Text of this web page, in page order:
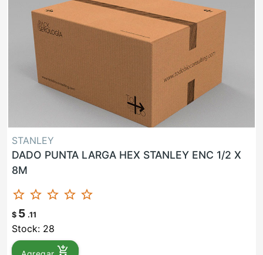
STANLEY
DADO PUNTA LARGA HEX STANLEY ENC 1/2 X
8M
star_border star_border star_border star_border star_border
$ 5 .11
Stock: 28
add_shopping_cart